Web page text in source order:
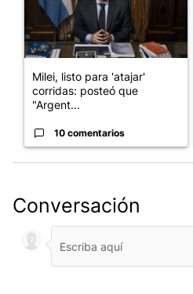
Milei, listo para 'atajar'
corridas: posteó que
"Argent...
10 comentarios
Conversación